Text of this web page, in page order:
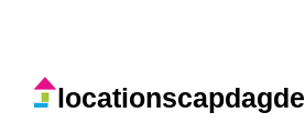
locationscapdagde